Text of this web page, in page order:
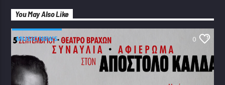
You May Also Like
MUSIC NEWS 0